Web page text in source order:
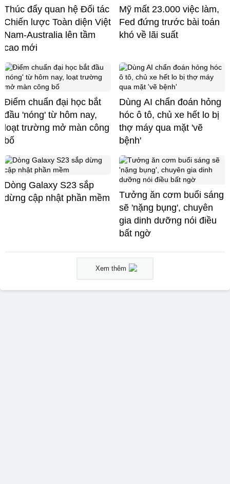
Thúc đẩy quan hệ Đối tác
Chiến lược Toàn diện Việt
Nam-Australia lên tầm
cao mới
Mỹ mất 23.000 việc làm,
Fed đứng trước bài toán
khó về lãi suất
Điểm chuẩn đại học bắt
đầu 'nóng' từ hôm nay,
loạt trường mở màn công
bố
Dùng AI chẩn đoán hỏng
hóc ô tô, chủ xe hết lo bị
thợ máy qua mặt 'vẽ
bệnh'
Dòng Galaxy S23 sắp
dừng cập nhật phần mềm
Tưởng ăn cơm buổi sáng
sẽ 'nặng bụng', chuyên
gia dinh dưỡng nói điều
bất ngờ
Xem thêm